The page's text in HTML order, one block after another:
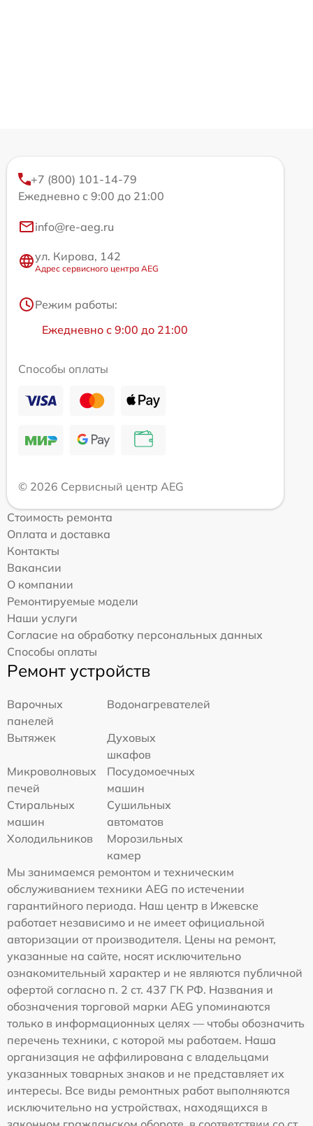
+7 (800) 101-14-79
Ежедневно с 9:00 до 21:00
info@re-aeg.ru
ул. Кирова, 142
Адрес сервисного центра AEG
Режим работы:
Ежедневно с 9:00 до 21:00
Способы оплаты
© 2026 Сервисный центр AEG
Стоимость ремонта
Оплата и доставка
Контакты
Вакансии
О компании
Ремонтируемые модели
Наши услуги
Согласие на обработку персональных данных
Способы оплаты
Ремонт устройств
Варочных
панелей
Водонагревателей
Вытяжек
Духовых
шкафов
Микроволновых
печей
Посудомоечных
машин
Стиральных
машин
Сушильных
автоматов
Холодильников
Морозильных
камер
Мы занимаемся ремонтом и техническим
обслуживанием техники AEG по истечении
гарантийного периода. Наш центр в Ижевске
работает независимо и не имеет официальной
авторизации от производителя. Цены на ремонт,
указанные на сайте, носят исключительно
ознакомительный характер и не являются публичной
офертой согласно п. 2 ст. 437 ГК РФ. Названия и
обозначения торговой марки AEG упоминаются
только в информационных целях — чтобы обозначить
перечень техники, с которой мы работаем. Наша
организация не аффилирована с владельцами
указанных товарных знаков и не представляет их
интересы. Все виды ремонтных работ выполняются
исключительно на устройствах, находящихся в